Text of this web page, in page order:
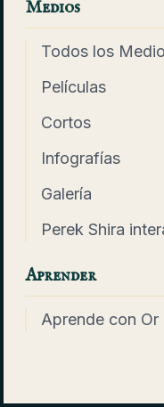
Medios
Todos los
Películas
Cortos
Infografías
Galería
Perek Shira
Aprender
Aprende con Or